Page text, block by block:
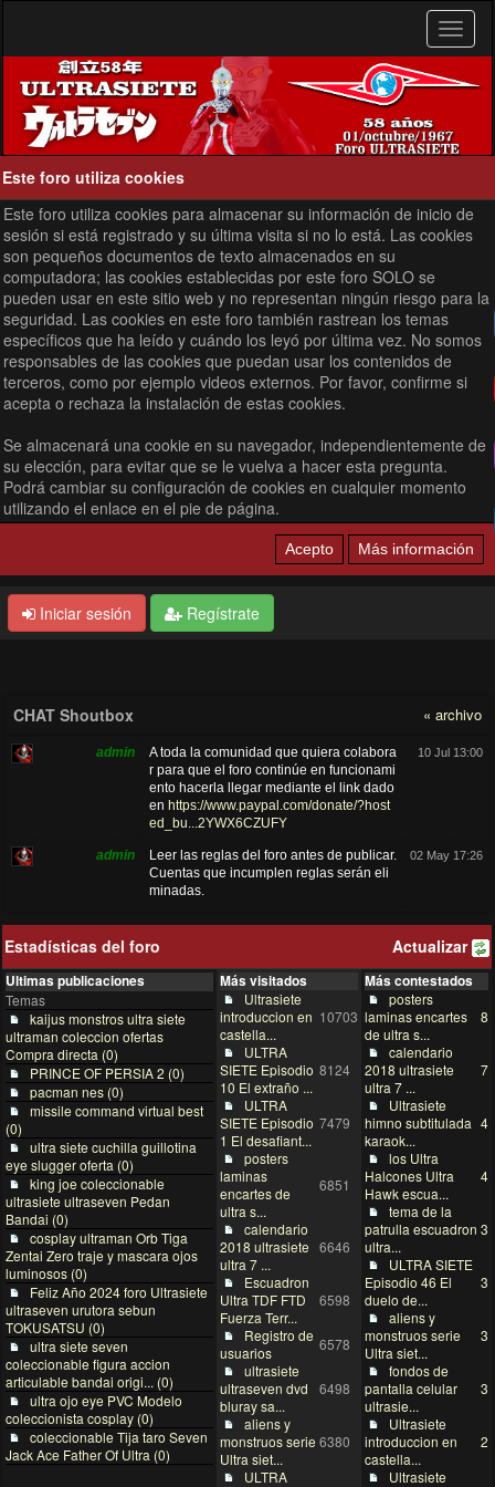
Este foro utiliza cookies
Este foro utiliza cookies para almacenar su información de inicio de
sesión si está registrado y su última visita si no lo está. Las cookies
son pequeños documentos de texto almacenados en su
computadora; las cookies establecidas por este foro SOLO se
pueden usar en este sitio web y no representan ningún riesgo para la
seguridad. Las cookies en este foro también rastrean los temas
específicos que ha leído y cuándo los leyó por última vez. No somos
responsables de las cookies que puedan usar los contenidos de
terceros, como por ejemplo videos externos. Por favor, confirme si
acepta o rechaza la instalación de estas cookies.
Se almacenará una cookie en su navegador, independientemente de
su elección, para evitar que se le vuelva a hacer esta pregunta.
Podrá cambiar su configuración de cookies en cualquier momento
utilizando el enlace en el pie de página.
Iniciar sesión Regístrate
CHAT Shoutbox « archivo
admin
A toda la comunidad que quiera colabora
r para que el foro continúe en funcionami
ento hacerla llegar mediante el link dado
enhttps://www.paypal.com/donate/?host
ed_bu...2YWX6CZUFY
10 Jul 13:00
admin
Leer las reglas del foro antes de publicar.
Cuentas que incumplen reglas serán eli
minadas.
02 May 17:26
iwasaki
gracias por aceptarme los felicito por su f
16 Jan 19:19
admin
Nota aclaratoria: No tenemos ninguna vi
nculación con una persona que usa una
ip de Chile y dice ser de un canal ULTRA
76 - TOKUSATSU
14 Dec 14:29
admin 23 Nov 16:46
Carlos Buenos días ultras 26 Oct 12:09
@bediomp los episodios de U7 están en
youtube y se enumeran en https://ultrasie
te.datear.org/T-ULTRASIE...cion-total
14 Aug 10:08
beduino por algun canal pasan sus capitulos? 17 Oct 18:15
TDF-redactor
@Ivan se dice que los episodios doblado
s por mexicanos se perdieron en incendi
o o terremoto, por lo tanto no existe la tot
alidad de los videos en audio latino mexi
cano. solo algunos episodios se han con
servado por fans.
07 Oct 10:24
Ivan
hola a todos, una pregunta, alguien sabe
que pasó con el doblaje al español de ult
rasiete
06 Oct 10:28
ivan rosales Gracias por aceptarme 20 Aug 21:10
admin activaciones de usuairos en evaluacion 01 Aug 17:33
Actualizar
Estadísticas del foro
Ultimas publicaciones
Temas
kaijus monstros ultra siete
ultraman coleccion ofertas
Compra directa (0)
PRINCE OF PERSIA 2 (0)
pacman nes (0)
missile command virtual best
(0)
ultra siete cuchilla guillotina
eye slugger oferta (0)
king joe coleccionable
ultrasiete ultraseven Pedan
Bandai (0)
cosplay ultraman Orb Tiga
Zentai Zero traje y mascara ojos
luminosos (0)
Feliz Año 2024 foro Ultrasiete
ultraseven urutora sebun
TOKUSATSU (0)
ultra siete seven
coleccionable figura accion
articulable bandai origi... (0)
ultra ojo eye PVC Modelo
coleccionista cosplay (0)
coleccionable Tija taro Seven
Jack Ace Father Of Ultra (0)
Más visitados
Ultrasiete
introduccion en
castella...
10703
ULTRA
SIETE Episodio
10 El extraño ...
8124
ULTRA
SIETE Episodio
1 El desafiant...
7479
posters
laminas
encartes de
ultra s...
6851
calendario
2018 ultrasiete
ultra 7 ...
6646
Escuadron
Ultra TDF FTD
Fuerza Terr...
6598
Registro de
usuarios
6578
ultrasiete
ultraseven dvd
bluray sa...
6498
aliens y
monstruos serie
Ultra siet...
6380
ULTRA
Más contestados
posters
laminas encartes
de ultra s...
8
calendario
2018 ultrasiete
ultra 7 ...
7
Ultrasiete
himno subtitulada
karaok...
4
los Ultra
Halcones Ultra
Hawk escua...
4
tema de la
patrulla escuadron
ultra...
3
ULTRA SIETE
Episodio 46 El
duelo de...
3
aliens y
monstruos serie
Ultra siet...
3
fondos de
pantalla celular
ultrasie...
3
Ultrasiete
introduccion en
castella...
2
Ultrasiete